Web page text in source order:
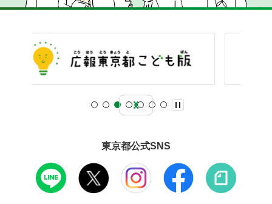
東京都公式SNS